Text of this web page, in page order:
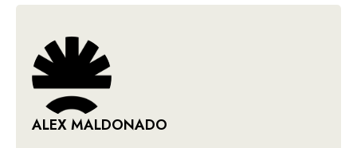
ALEX MALDONADO